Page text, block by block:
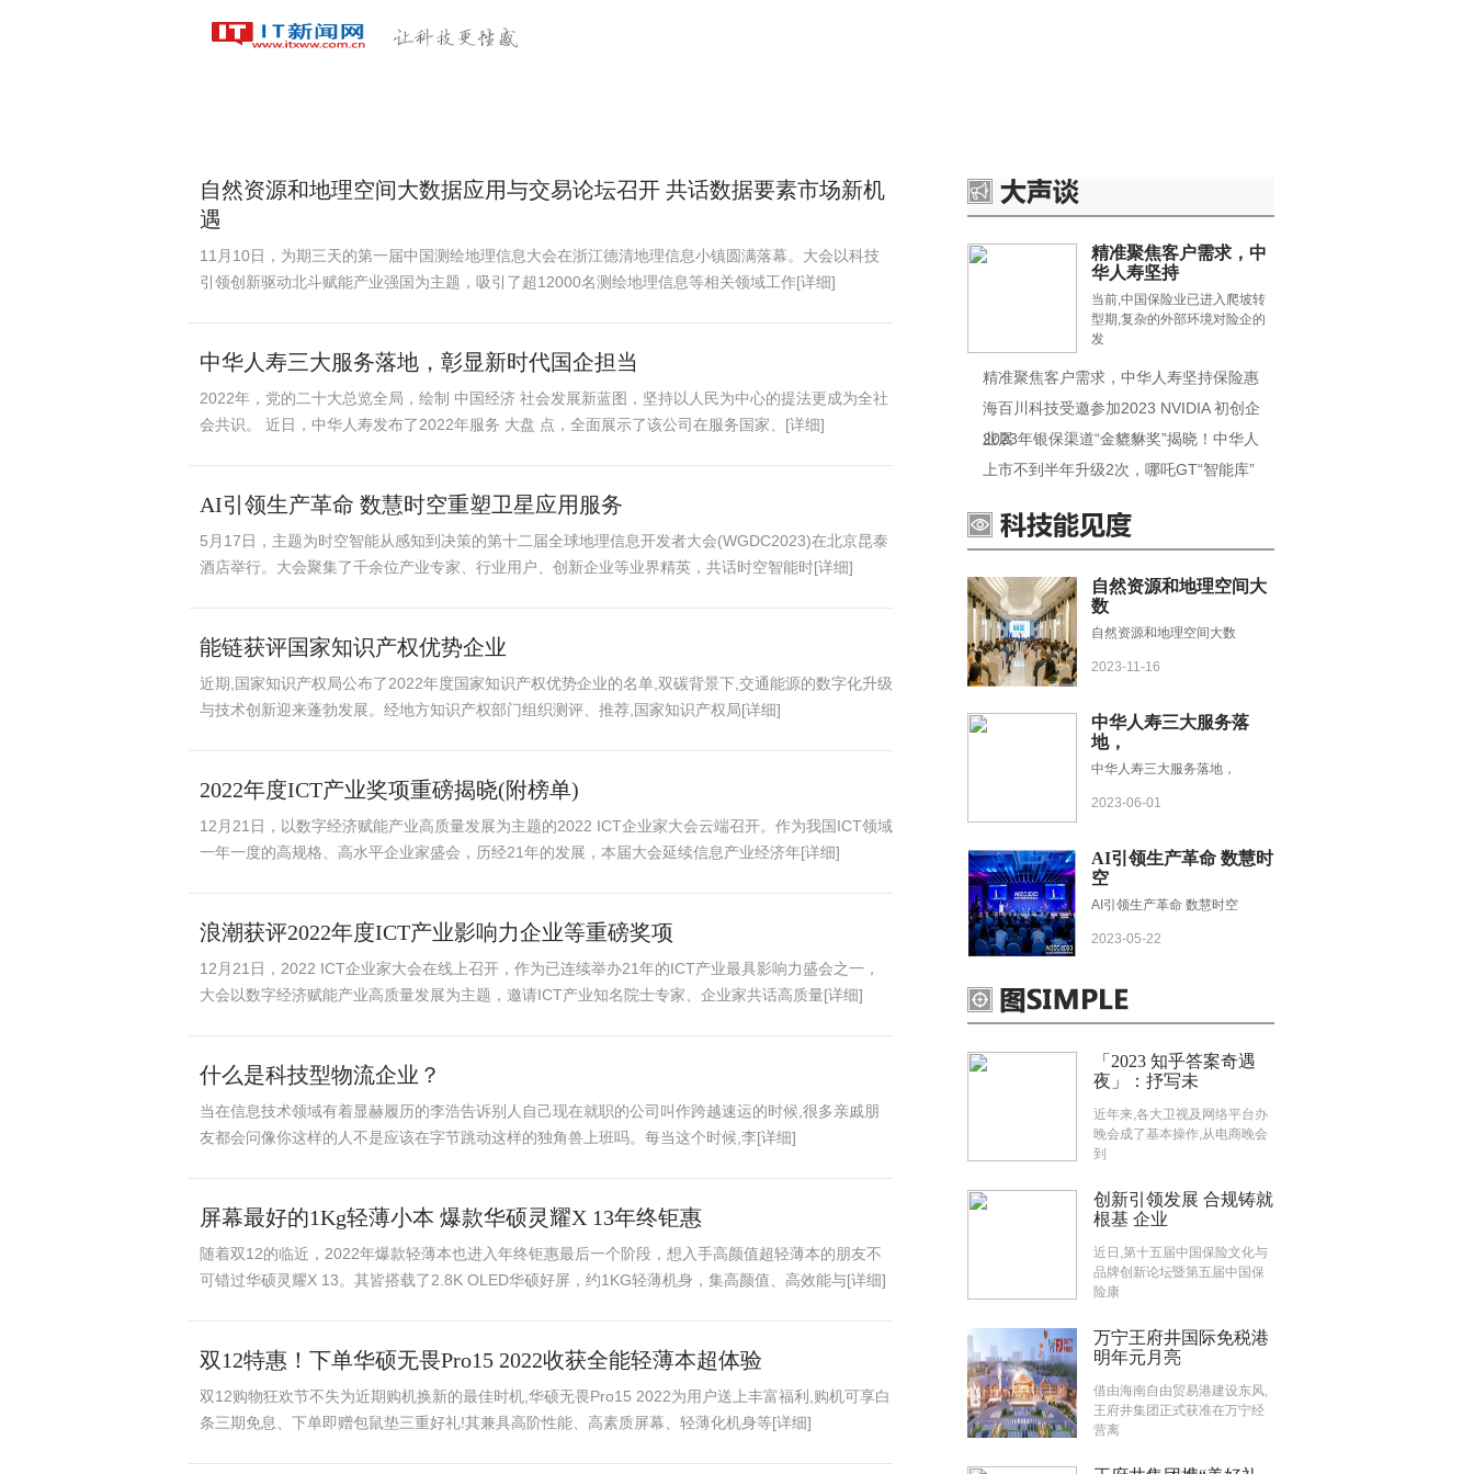
自然资源和地理空间大数据应用与交易论坛召开 共话数据要素市场新机
遇
11月10日，为期三天的第一届中国测绘地理信息大会在浙江德清地理信息小镇圆满落幕。大会以科技
引领创新驱动北斗赋能产业强国为主题，吸引了超12000名测绘地理信息等相关领域工作[详细]
中华人寿三大服务落地，彰显新时代国企担当
2022年，党的二十大总览全局，绘制 中国经济 社会发展新蓝图，坚持以人民为中心的提法更成为全社
会共识。 近日，中华人寿发布了2022年服务 大盘 点，全面展示了该公司在服务国家、[详细]
AI引领生产革命 数慧时空重塑卫星应用服务
5月17日，主题为时空智能从感知到决策的第十二届全球地理信息开发者大会(WGDC2023)在北京昆泰
酒店举行。大会聚集了千余位产业专家、行业用户、创新企业等业界精英，共话时空智能时[详细]
能链获评国家知识产权优势企业
​近期,国家知识产权局公布了2022年度国家知识产权优势企业的名单,双碳背景下,交通能源的数字化升级
与技术创新迎来蓬勃发展。经地方知识产权部门组织测评、推荐,国家知识产权局[详细]
2022年度ICT产业奖项重磅揭晓(附榜单)
12月21日，以数字经济赋能产业高质量发展为主题的2022 ICT企业家大会云端召开。作为我国ICT领域
一年一度的高规格、高水平企业家盛会，历经21年的发展，本届大会延续信息产业经济年[详细]
浪潮获评2022年度ICT产业影响力企业等重磅奖项
12月21日，2022 ICT企业家大会在线上召开，作为已连续举办21年的ICT产业最具影响力盛会之一，
大会以数字经济赋能产业高质量发展为主题，邀请ICT产业知名院士专家、企业家共话高质量[详细]
什么是科技型物流企业？
当在信息技术领域有着显赫履历的李浩告诉别人自己现在就职的公司叫作跨越速运的时候,很多亲戚朋
友都会问像你这样的人不是应该在字节跳动这样的独角兽上班吗。每当这个时候,李[详细]
屏幕最好的1Kg轻薄小本 爆款华硕灵耀X 13年终钜惠
随着双12的临近，2022年爆款轻薄本也进入年终钜惠最后一个阶段，想入手高颜值超轻薄本的朋友不
可错过华硕灵耀X 13。其皆搭载了2.8K OLED华硕好屏，约1KG轻薄机身，集高颜值、高效能与[详细]
双12特惠！下单华硕无畏Pro15 2022收获全能轻薄本超体验
​双12购物狂欢节不失为近期购机换新的最佳时机,华硕无畏Pro15 2022为用户送上丰富福利,购机可享白
条三期免息、下单即赠包鼠垫三重好礼!其兼具高阶性能、高素质屏幕、轻薄化机身等[详细]
精准聚焦客户需求，中
华人寿坚持
当前,中国保险业已进入爬坡转
型期,复杂的外部环境对险企的
发
精准聚焦客户需求，中华人寿坚持保险惠
海百川科技受邀参加2023 NVIDIA 初创企
业展
2023年银保渠道“金貔貅奖”揭晓！中华人
上市不到半年升级2次，哪吒GT“智能库”
自然资源和地理空间大
数
自然资源和地理空间大数
2023-11-16
中华人寿三大服务落
地，
中华人寿三大服务落地，
2023-06-01
AI引领生产革命 数慧时
空
AI引领生产革命 数慧时空
2023-05-22
「2023 知乎答案奇遇
夜」：抒写未
近年来,各大卫视及网络平台办
晚会成了基本操作,从电商晚会
到
创新引领发展 合规铸就
根基 企业
近日,第十五届中国保险文化与
品牌创新论坛暨第五届中国保
险康
万宁王府井国际免税港
明年元月亮
借由海南自由贸易港建设东风,
王府井集团正式获准在万宁经
营离